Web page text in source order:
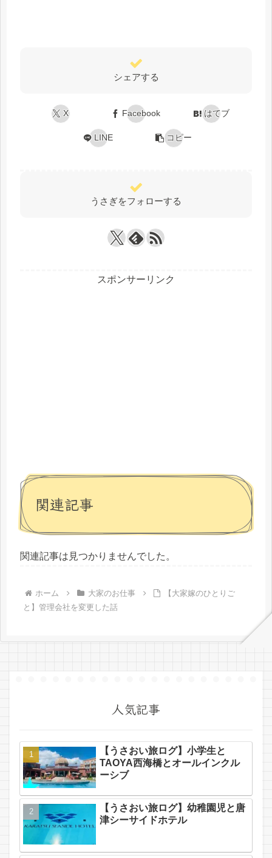
シェアする
X Facebook はてブ
LINE コピー
うさぎをフォローする
スポンサーリンク
関連記事
関連記事は見つかりませんでした。
ホーム 大家のお仕事
【大家嫁のひとりご
と】管理会社を変更した話
人気記事
【うさおい旅ログ】小学生と
TAOYA西海橋とオールインクル
ーシブ
【うさおい旅ログ】幼稚園児と唐
津シーサイドホテル